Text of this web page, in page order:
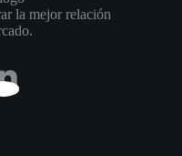
la mejor relación